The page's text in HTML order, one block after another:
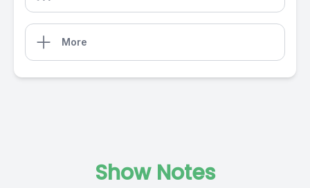
More
Show Notes